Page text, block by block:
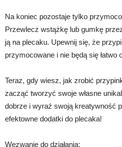
Na koniec pozostaje tylko
Przewlecz wstążkę lub gumkę
ją na plecaku. Upewnij się, że
przymocowane i nie będą się łatwo
Teraz, gdy wiesz, jak zrobić
zacząć tworzyć swoje własne
dobrze i wyraź swoją kreatywność
efektowne dodatki do plecaka!
Wezwanie do działania: